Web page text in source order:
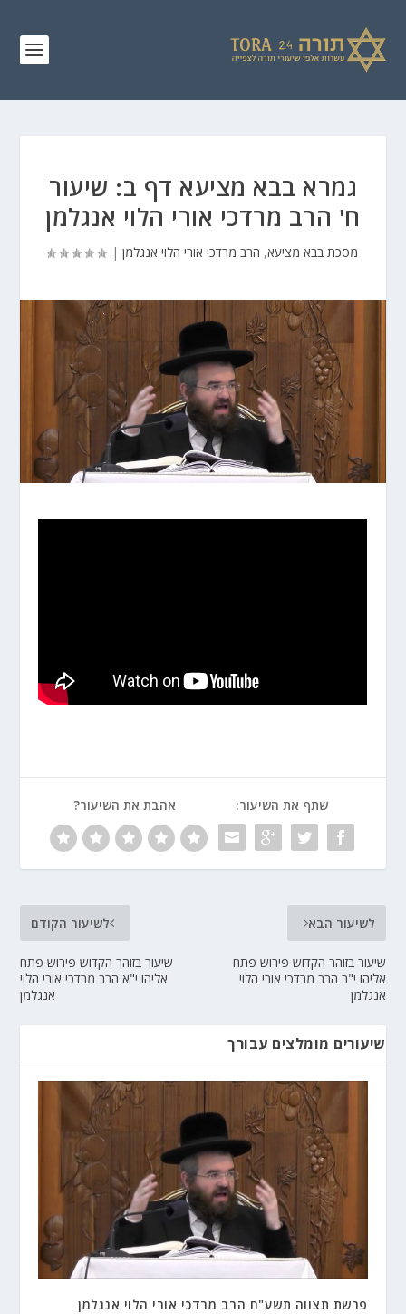
גמרא בבא מציעא דף ב: שיעור
ח' הרב מרדכי אורי הלוי אנגלמן
מסכת בבא מציעא, הרב מרדכי אורי הלוי אנגלמן |
שתף את השיעור: אהבת את השיעור?
לשיעור הקודם
שיעור בזוהר הקדוש פירוש פתח
אליהו י"א הרב מרדכי אורי הלוי
אנגלמן
לשיעור הבא
שיעור בזוהר הקדוש פירוש פתח
אליהו י"ב הרב מרדכי אורי הלוי
אנגלמן
שיעורים מומלצים עבורך
פרשת תצווה תשע"ח הרב מרדכי אורי הלוי אנגלמן